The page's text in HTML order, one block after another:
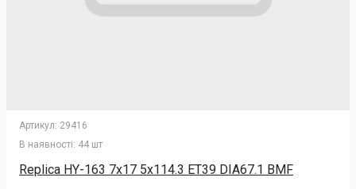
Артикул: 29416
В наявності: 44 шт
Replica HY-163 7x17 5x114.3 ET39 DIA67.1 BMF